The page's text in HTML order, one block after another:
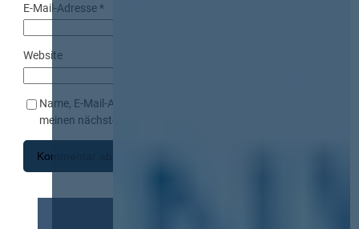
E-Mail-Adresse*
Website
Name, E-Mail-Adresse und Website in diesem Browser für
meinen nächsten Kommentar speichern.